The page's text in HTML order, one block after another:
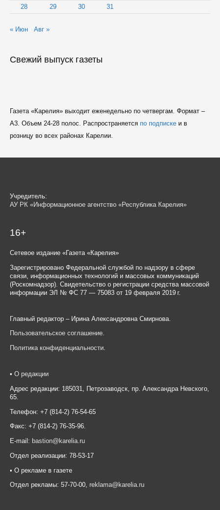
28
29 30 31
« Июн Авг »
Свежий выпуск газеты
Газета «Карелия» выходит еженедельно по четвергам. Формат –
A3. Объем 24-28 полос. Распространяется по подпискеи в
розницу во всех районах Карелии.
Учредитель:
АУ РК «Информационное агентство «Республика Карелия»
16+
Сетевое издание «Газета «Карелия»
Зарегистрировано Федеральной службой по надзору в сфере
связи, информационных технологий и массовых коммуникаций
(Роскомнадзор). Свидетельство о регистрации средства массовой
информации ЭЛ № ФС 77 — 75083 от 19 февраля 2019 г.
Главный редактор – Ирина Александровна Смирнова.
Пользовательское соглашение.
Политика конфиденциальности.
• О редакции
Адрес редакции: 185031, Петрозаводск, пр. Александра Невского,
65.
Телефон: +7 (814-2) 76-54-65
Факс: +7 (814-2) 76-35-96.
E-mail: bastion@karelia.ru
Отдел реализации: 78-53-17
• О рекламе в газете
Отдел рекламы: 57-70-00, reklama@karelia.ru